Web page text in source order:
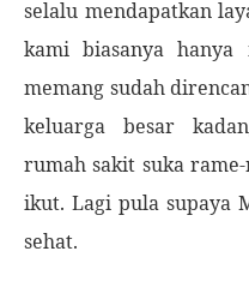
selalu mendapatkan
kami biasanya hanya
memang sudah
keluarga besar
rumah sakit suka
ikut. Lagi pula supaya
sehat.